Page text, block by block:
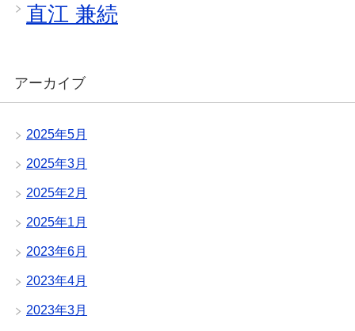
直江 兼続
アーカイブ
2025年5月
2025年3月
2025年2月
2025年1月
2023年6月
2023年4月
2023年3月